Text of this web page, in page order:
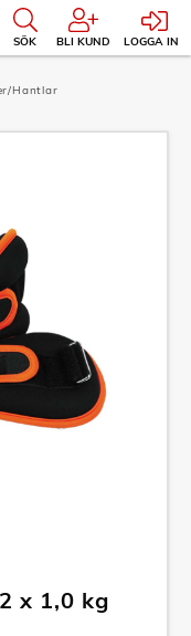
SÖK BLI KUND LOGGA IN
Hantlar
x 1,0 kg